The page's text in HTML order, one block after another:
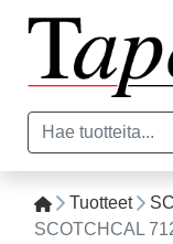
Tuotteet
SCOTCHCAL